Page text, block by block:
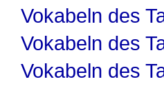
Vokabeln des
Vokabeln des
Vokabeln des